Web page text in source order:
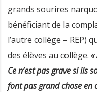
grands sourires
bénéficiant de la
l’autre collège – REP)
des élèves au collège. «
Ce n’est pas grave si ils
font pas grand chose en